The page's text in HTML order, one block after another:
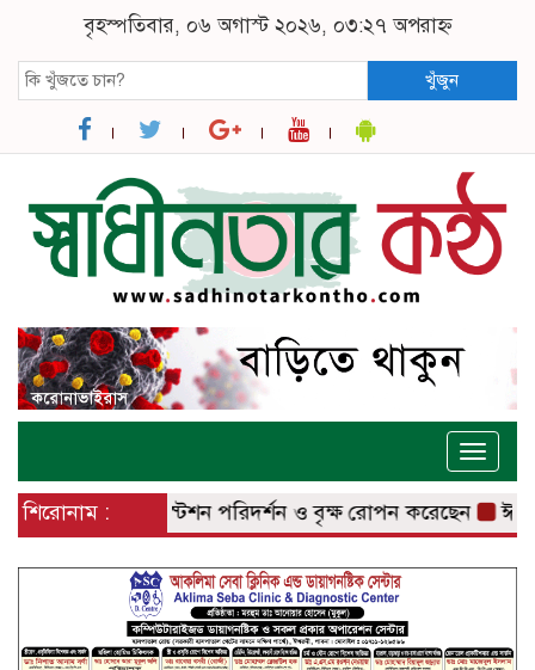
বৃহস্পতিবার, ০৬ অগাস্ট ২০২৬, ০৩:২৭ অপরাহ্ন
খুঁজুন
Toggle
শিরোনাম :
রেলওয়ে স্টেশন পরিদর্শন ও বৃক্ষ রোপন করেছেন ঈশ্বরদীতে